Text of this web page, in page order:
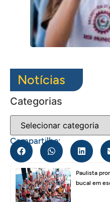
Notícias
Categorias
Compartilhe:
Paulista
bucal em